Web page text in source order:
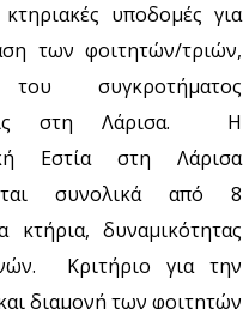
κτηριακές υποδομές για
των φοιτητών/τριών,
συγκροτήματος
στη Λάρισα. Η
Εστία στη Λάρισα
συνολικά από 8
κτήρια, δυναμικότητας
Κριτήριο για την
διαμονή των φοιτητών